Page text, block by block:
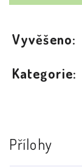
Vyvěšeno:
Kategorie:
Přílohy